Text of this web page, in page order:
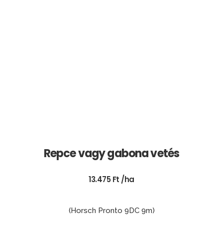
Repce vagy gabona vetés
13.475 Ft /ha
(Horsch Pronto 9DC 9m)